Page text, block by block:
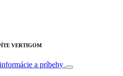
VERTIGOM
a príbehy